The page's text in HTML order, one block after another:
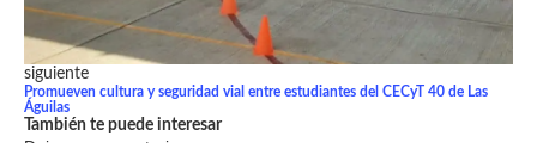
siguiente
Promueven cultura y seguridad vial entre estudiantes del CECyT 40 de Las
Águilas
También te puede interesar